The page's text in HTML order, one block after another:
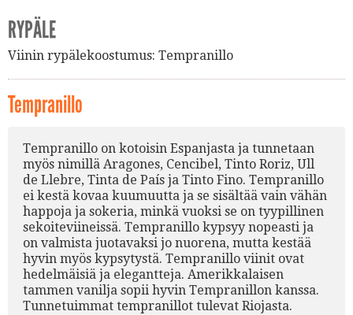
RYPÄLE
Viinin rypälekoostumus: Tempranillo
Tempranillo
Tempranillo on kotoisin Espanjasta ja tunnetaan
myös nimillä Aragones, Cencibel, Tinto Roriz, Ull
de Llebre, Tinta de País ja Tinto Fino. Tempranillo
ei kestä kovaa kuumuutta ja se sisältää vain vähän
happoja ja sokeria, minkä vuoksi se on tyypillinen
sekoiteviineissä. Tempranillo kypsyy nopeasti ja
on valmista juotavaksi jo nuorena, mutta kestää
hyvin myös kypsytystä. Tempranillo viinit ovat
hedelmäisiä ja elegantteja. Amerikkalaisen
tammen vanilja sopii hyvin Tempranillon kanssa.
Tunnetuimmat tempranillot tulevat Riojasta.